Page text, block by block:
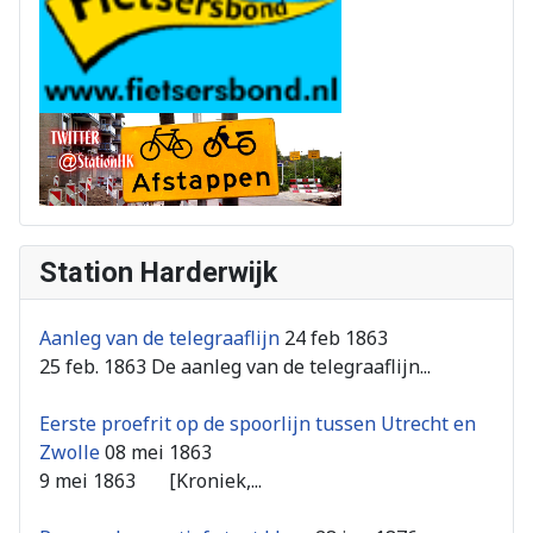
Station Harderwijk
Aanleg van de telegraaflijn 24 feb 1863
25 feb. 1863 De aanleg van de telegraaflijn...
Eerste proefrit op de spoorlijn tussen Utrecht en
Zwolle08 mei 1863
9 mei 1863 [Kroniek,...